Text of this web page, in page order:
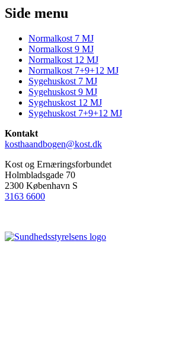
Side menu
Normalkost 7 MJ
Normalkost 9 MJ
Normalkost 12 MJ
Normalkost 7+9+12 MJ
Sygehuskost 7 MJ
Sygehuskost 9 MJ
Sygehuskost 12 MJ
Sygehuskost 7+9+12 MJ
Kontakt
kosthaandbogen@kost.dk
Kost og Ernæringsforbundet
Holmbladsgade 70
2300 København S
3163 6600